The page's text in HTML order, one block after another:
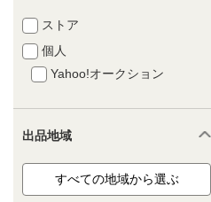
ストア
個人
Yahoo!オークション
出品地域